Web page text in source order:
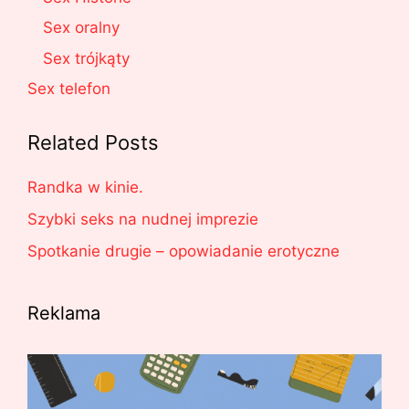
Sex oralny
Sex trójkąty
Sex telefon
Related Posts
Randka w kinie.
Szybki seks na nudnej imprezie
Spotkanie drugie – opowiadanie erotyczne
Reklama